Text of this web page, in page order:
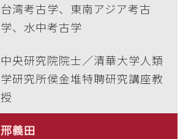
台湾考古学、東南アジア考古
学、水中考古学
中央研究院院士／清華大学人類
学研究所侯金堆特聘研究講座教
授
邢義田